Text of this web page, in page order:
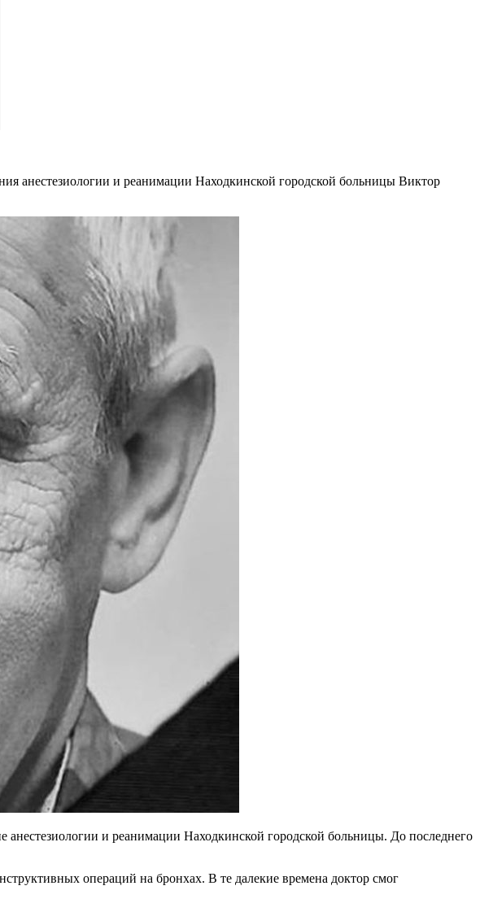
анестезиологии и реанимации Находкинской городской больницы Виктор
и реанимации Находкинской городской больницы. До последнего
операций на бронхах. В те далекие времена доктор смог